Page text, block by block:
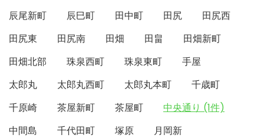
辰尾新町
辰巳町 田中町 田尻
田尻西
田尻東
田尻南 田畑 田畠
田畑新町
田畑北部
珠泉西町 珠泉東町
手屋
太郎丸
太郎丸西町 太郎丸本町
千歳町
千原崎
茶屋新町 茶屋町
中央通り (1件)
中間島
千代田町 塚原
月岡新